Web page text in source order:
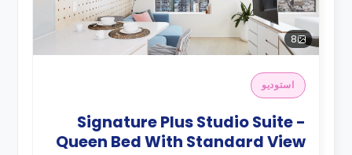
8
استوديو
Signature Plus Studio Suite -
Queen Bed With Standard View